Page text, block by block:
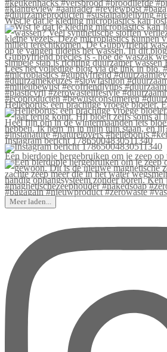
Wist je dat je kleding microplastics kan
Helleborus: een prachtige vroege bloeier.
Instagram bericht 17865004830511340
Een bierdopje hergebruiken om je zeep op
Meer laden...